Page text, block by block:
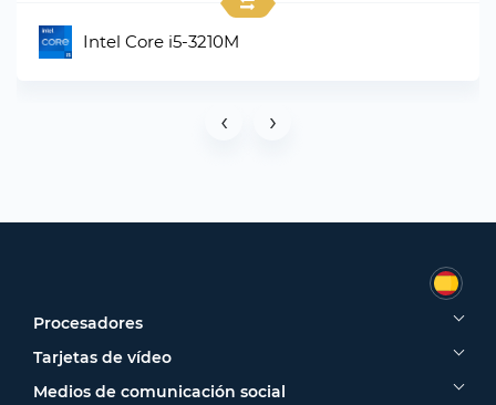
Intel Core i5-3210M
‹ ›
Procesadores
Tarjetas de vídeo
Medios de comunicación social